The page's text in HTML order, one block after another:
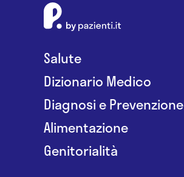
Salute
Dizionario Medico
Diagnosi e Prevenzione
Alimentazione
Genitorialità